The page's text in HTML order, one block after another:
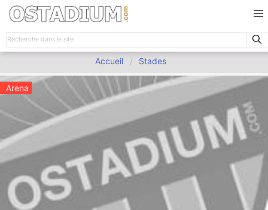
Accueil Stades
Arena